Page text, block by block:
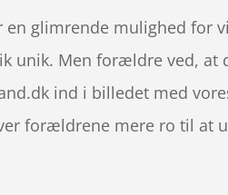
en glimrende mulighed for
unik. Men forældre ved,
ind i billedet med
forældrene mere ro til at